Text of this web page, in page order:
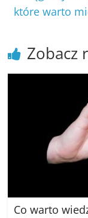
które warto
Zobacz
Co warto